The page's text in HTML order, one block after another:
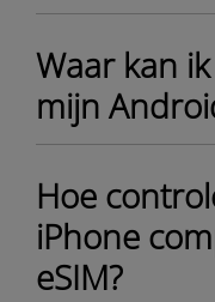
Waar kan
mijn
Hoe
iPhone
eSIM?